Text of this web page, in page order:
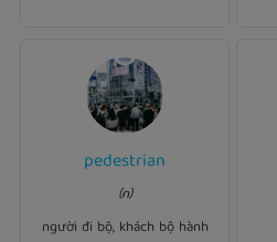
pedestrian
(n)
người đi bộ, khách bộ hành
Ví dụ:
There are many
pedestrians
in the city
center.